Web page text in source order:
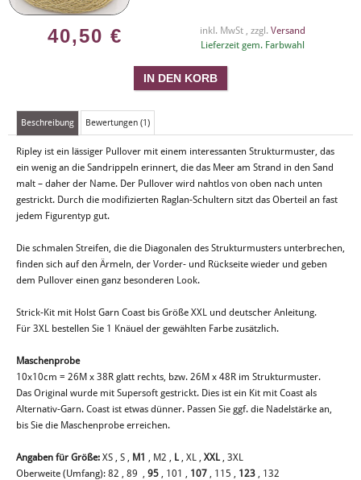
40,50 € inkl. MwSt , zzgl. Versand
Lieferzeit gem. Farbwahl
Beschreibung Bewertungen (1)
Ripley ist ein lässiger Pullover mit einem interessanten Strukturmuster, das
ein wenig an die Sandrippeln erinnert, die das Meer am Strand in den Sand
malt – daher der Name. Der Pullover wird nahtlos von oben nach unten
gestrickt. Durch die modifizierten Raglan-Schultern sitzt das Oberteil an fast
jedem Figurentyp gut.
Die schmalen Streifen, die die Diagonalen des Strukturmusters unterbrechen,
finden sich auf den Ärmeln, der Vorder- und Rückseite wieder und geben
dem Pullover einen ganz besonderen Look.
Strick-Kit mit Holst Garn Coast bis Größe XXL und deutscher Anleitung.
Für 3XL bestellen Sie 1 Knäuel der gewählten Farbe zusätzlich.
Maschenprobe
10x10cm = 26M x 38R glatt rechts, bzw. 26M x 48R im Strukturmuster.
Das Original wurde mit Supersoft gestrickt. Dies ist ein Kit mit Coast als
Alternativ-Garn. Coast ist etwas dünner. Passen Sie ggf. die Nadelstärke an,
bis Sie die Maschenprobe erreichen.
Angaben für Größe: XS , S , M1 , M2 , L, XL , XXL, 3XL
Oberweite (Umfang): 82 , 89 , 95 , 101 , 107 , 115 , 123 , 132